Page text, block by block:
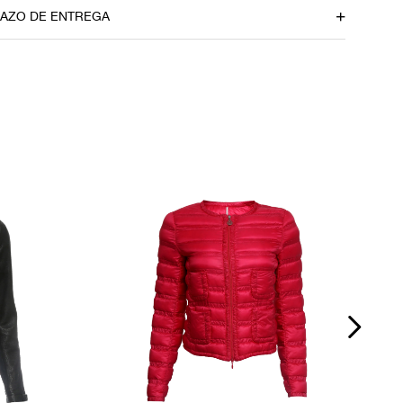
dúvidas sobre as medidas? Fale com a nossa equipe.
DE ENTREGA